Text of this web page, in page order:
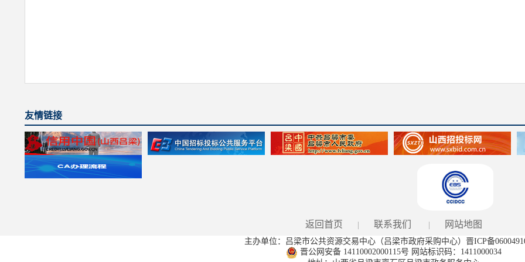
友情链接
返回首页 联系我们 网站地图
主办单位：吕梁市公共资源交易中心（吕梁市政府采购中心） 晋ICP备
晋公网安备 14110002000115号 网站标识码：1411000034